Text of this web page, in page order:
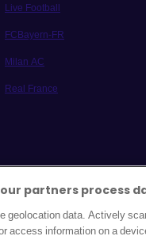
Live Football
FCBayern-FR
Milan AC
Real France
partners process
geolocation data. Actively
access information on a